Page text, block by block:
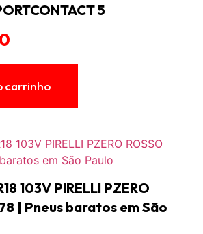
5
carrinho
103V PIRELLI PZERO
| Pneus baratos em São